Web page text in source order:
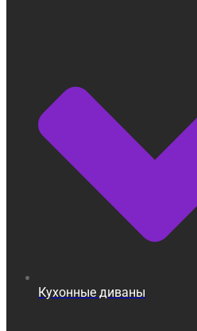
Кухонные диваны